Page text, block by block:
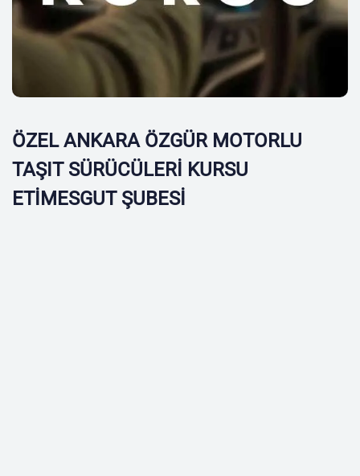
ÖZEL ANKARA ÖZGÜR MOTORLU
TAŞIT SÜRÜCÜLERİ KURSU
ETİMESGUT ŞUBESİ